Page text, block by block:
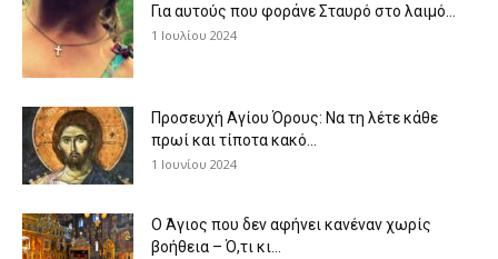
Για αυτούς που φοράνε Σταυρό στο λαιμό…
1 Ιουλίου 2024
Προσευχή Αγίου Όρους: Να τη λέτε κάθε
πρωί και τίποτα κακό...
1 Ιουνίου 2024
Ο Άγιος που δεν αφήνει κανέναν χωρίς
βοήθεια – Ό,τι κι...